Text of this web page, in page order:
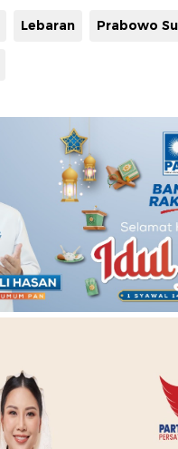
Lebaran